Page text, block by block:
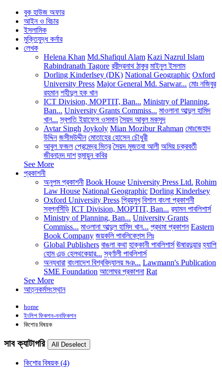
বুক হাউজ অফার
আইন ও বিচার
ইসলামিক
মুক্তিযুদ্ধ কর্নার
লেখক
Helena Khan Md.Shafiqul Alam Kazi Nazrul Islam
Rabindranath Tagore রবীন্দ্রনাথ ঠাকুর মাইনুল ইসলাম
Dorling Kinderlsey (DK) National Geographic Oxford
University Press Major General Md. Sarwar... মোঃ নজিবুর
রহমান শহীদুল হক খান
ICT Division, MOPTIT, Ban... Ministry of Planning,
Ban... University Grants Commiss... মাওলানা আব্দুল হামিদ
খান... স্বপতি ইয়াফেস ওসমান সৈয়দ আবুল মকসুদ
Avtar Singh Joykoly Mian Mozibur Rahman মোঃজেহাদ
উদ্দিন জসীমউদ্দীন মোতাহের হোসেন চৌধুরী
আবুল ফজল প্রেমেন্দ্র মিত্র সৈয়দ মুজতবা আলী অমিয় চক্রবর্তী
জীবনানন্দ দাশ হুমায়ুন কবির
See More
প্রকাশনী
অনুপম প্রকাশনী Book House University Press Ltd. Rohim
Law House National Geographic Dorling Kinderlsey
Oxford University Press প্রিয়মুখ বিশাল বাংলা প্রকাশনী
স্বপ্নসিঁড়ি ICT Division, MOPTIT, Ban... র‍্যামন পাবলিশার্স
Ministry of Planning, Ban... University Grants
Commiss... মাওলানা আব্দুল হামিদ খান... প্রথমা প্রকাশন Eastern
Book Company জয়কলি পাবলিকেশন্স লিঃ
Global Publishers বাঙলা কথা হাক্কানী পাবলিশার্স ঊষারদুয়ার হ্যাপি
হোম এন্ড হেলথকেয়ার... স্বর্ণালী পাবলিশার্স
অন্যধারা বাংলাদেশ বিশ্ববিদ্যালয় মঞ... Lawmann's Publication
SME Foundation আলোঘর প্রকাশনা Rat
See More
আত্নকর্মসংস্থান
home
ইংলিশ ফিকশন-ননফিকশন
কিশোর বিষয়ক
সাব ক্যাটাগরি
কিশোর বিষয়ক (4)